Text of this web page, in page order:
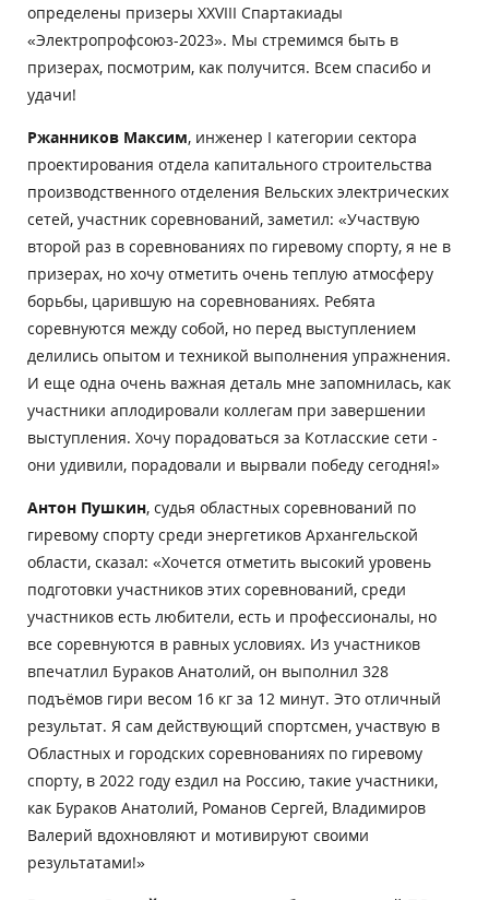
определены призеры XXVIII Спартакиады
«Электропрофсоюз-2023». Мы стремимся быть в
призерах, посмотрим, как получится. Всем спасибо и
удачи!
Ржанников Максим, инженер I категории сектора
проектирования отдела капитального строительства
производственного отделения Вельских электрических
сетей, участник соревнований, заметил: «Участвую
второй раз в соревнованиях по гиревому спорту, я не в
призерах, но хочу отметить очень теплую атмосферу
борьбы, царившую на соревнованиях. Ребята
соревнуются между собой, но перед выступлением
делились опытом и техникой выполнения упражнения.
И еще одна очень важная деталь мне запомнилась, как
участники аплодировали коллегам при завершении
выступления. Хочу порадоваться за Котласские сети -
они удивили, порадовали и вырвали победу сегодня!»
Антон Пушкин, судья областных соревнований по
гиревому спорту среди энергетиков Архангельской
области, сказал: «Хочется отметить высокий уровень
подготовки участников этих соревнований, среди
участников есть любители, есть и профессионалы, но
все соревнуются в равных условиях. Из участников
впечатлил Бураков Анатолий, он выполнил 328
подъёмов гири весом 16 кг за 12 минут. Это отличный
результат. Я сам действующий спортсмен, участвую в
Областных и городских соревнованиях по гиревому
спорту, в 2022 году ездил на Россию, такие участники,
как Бураков Анатолий, Романов Сергей, Владимиров
Валерий вдохновляют и мотивируют своими
результатами!»